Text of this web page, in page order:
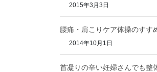
2015年3月3日
腰痛・肩こりケア体操のすす
2014年10月1日
首凝りの辛い妊婦さんでも整